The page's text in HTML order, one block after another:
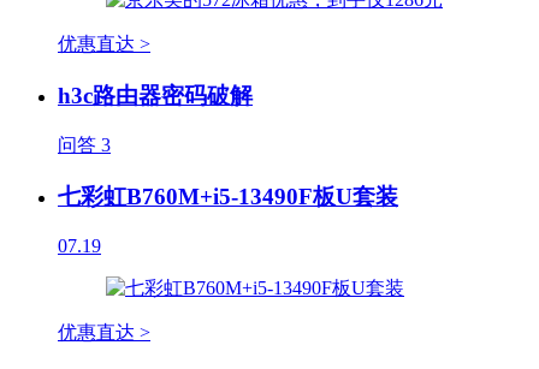
优惠直达 >
h3c路由器密码破解
问答 3
七彩虹B760M+i5-13490F板U套装
07.19
优惠直达 >